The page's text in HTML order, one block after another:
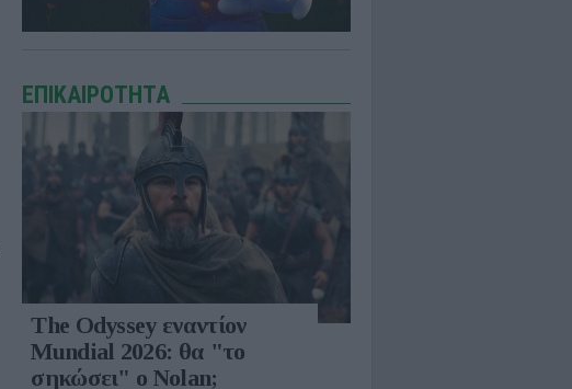
ΕΠΙΚΑΙΡΟΤΗΤΑ
The Odyssey εναντίον
Mundial 2026: θα "το
σηκώσει" ο Nolan;